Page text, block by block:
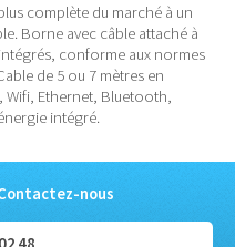
complète du marché à un
Borne avec câble attaché à
conforme aux normes
de 5 ou 7 mètres en
Wifi, Ethernet, Bluetooth,
intégré.
nous